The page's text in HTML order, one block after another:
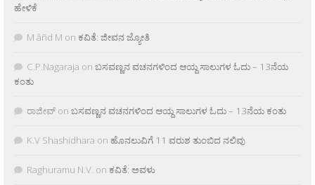
ಹೇಳಿಕೆ
M âñd M on ಕವಿತೆ: ಜೀವನ ಜ್ಯೋತಿ
C.P.Nagaraja on ಬಸವಣ್ಣನ ವಚನಗಳಿಂದ ಆಯ್ದ ಸಾಲುಗಳ ಓದು – 13ನೆಯ
ಕಂತು
ರಾಜೀವ್ on ಬಸವಣ್ಣನ ವಚನಗಳಿಂದ ಆಯ್ದ ಸಾಲುಗಳ ಓದು – 13ನೆಯ ಕಂತು
K.V Shashidhara on ಹೊನಲುವಿಗೆ 11 ವರುಶ ತುಂಬಿದ ನಲಿವು
Raghuramu N.V. on ಕವಿತೆ: ಅವಳು